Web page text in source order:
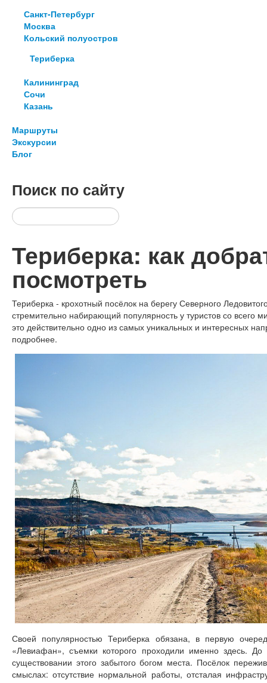
Санкт-Петербург
Москва
Кольский полуостров
Териберка
Калининград
Сочи
Казань
Маршруты
Экскурсии
Блог
Поиск по сайту
Териберка: как
посмотреть
Териберка - крохотный посёлок на берегу Северного
стремительно набирающий популярность у туристов со всего
это действительно одно из самых уникальных и интересных
подробнее.
Своей популярностью Териберка обязана, в первую
«Левиафан», съемки которого проходили именно здесь.
существовании этого забытого богом места. Посёлок
смыслах: отсутствие нормальной работы, отсталая